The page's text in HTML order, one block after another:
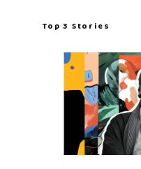
Top 3 Stories